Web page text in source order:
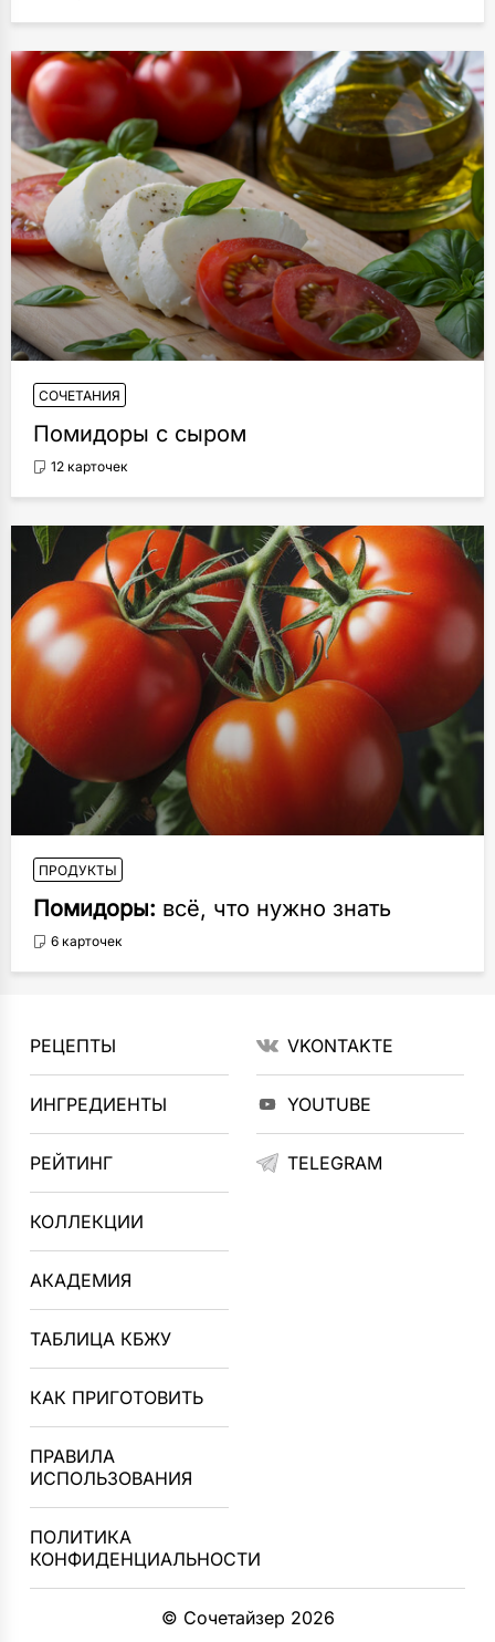
СОЧЕТАНИЯ
Помидоры с сыром
12 карточек
ПРОДУКТЫ
Помидоры: всё, что нужно знать
6 карточек
РЕЦЕПТЫ
ИНГРЕДИЕНТЫ
РЕЙТИНГ
КОЛЛЕКЦИИ
АКАДЕМИЯ
ТАБЛИЦА КБЖУ
КАК ПРИГОТОВИТЬ
ПРАВИЛА
ИСПОЛЬЗОВАНИЯ
ПОЛИТИКА
КОНФИДЕНЦИАЛЬНОСТИ
VKONTAKTE
YOUTUBE
TELEGRAM
© Сочетайзер 2026